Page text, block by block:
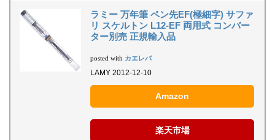
ラミー 万年筆 ペン先EF(極細字) サファ
リ スケルトン L12-EF 両用式 コンバー
ター別売 正規輸入品
posted with カエレバ
LAMY 2012-12-10
Amazon
楽天市場